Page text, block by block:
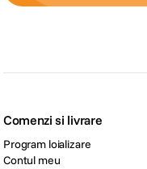
Comenzi si livrare
Program loializare
Contul meu